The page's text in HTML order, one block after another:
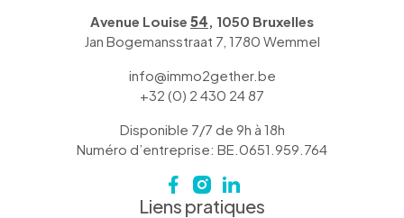
Avenue Louise 54 , 1050 Bruxelles
Jan Bogemansstraat 7, 1780 Wemmel
info@immo2gether.be
+32 (0) 2 430 24 87
Disponible 7/7 de 9h à 18h
Numéro d’entreprise: BE.0651.959.764
Liens pratiques